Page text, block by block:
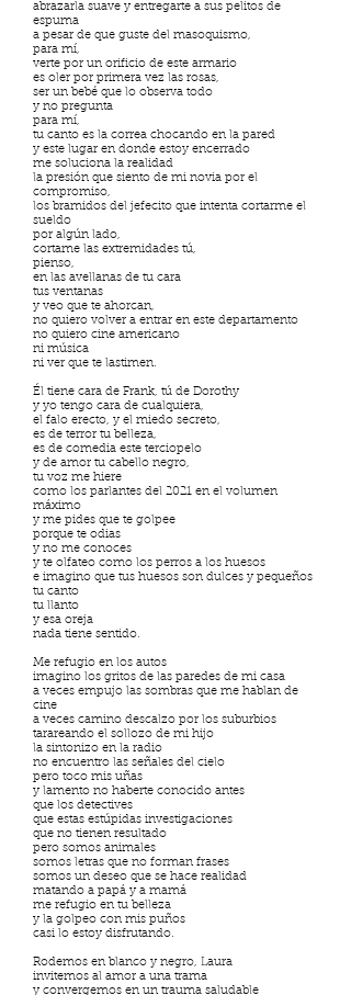
abrazarla suave y entregarte a sus pelitos de
espuma
a pesar de que guste del masoquismo,
para mí,
verte por un orificio de este armario
es oler por primera vez las rosas,
ser un bebé que lo observa todo
y no pregunta
para mí,
tu canto es la correa chocando en la pared
y este lugar en donde estoy encerrado
me soluciona la realidad
la presión que siento de mi novia por el
compromiso,
los bramidos del jefecito que intenta cortarme el
sueldo
por algún lado,
cortame las extremidades tú,
pienso,
en las avellanas de tu cara
tus ventanas
y veo que te ahorcan,
no quiero volver a entrar en este departamento
no quiero cine americano
ni música
ni ver que te lastimen.
Él tiene cara de Frank, tú de Dorothy
y yo tengo cara de cualquiera,
el falo erecto, y el miedo secreto,
es de terror tu belleza,
es de comedia este terciopelo
y de amor tu cabello negro,
tu voz me hiere
como los parlantes del 2021 en el volumen
máximo
y me pides que te golpee
porque te odias
y no me conoces
y te olfateo como los perros a los huesos
e imagino que tus huesos son dulces y pequeños
tu canto
tu llanto
y esa oreja
nada tiene sentido.
Me refugio en los autos
imagino los gritos de las paredes de mi casa
a veces empujo las sombras que me hablan de
cine
a veces camino descalzo por los suburbios
tarareando el sollozo de mi hijo
la sintonizo en la radio
no encuentro las señales del cielo
pero toco mis uñas
y lamento no haberte conocido antes
que los detectives
que estas estúpidas investigaciones
que no tienen resultado
pero somos animales
somos letras que no forman frases
somos un deseo que se hace realidad
matando a papá y a mamá
me refugio en tu belleza
y la golpeo con mis puños
casi lo estoy disfrutando.
Rodemos en blanco y negro, Laura
invitemos al amor a una trama
y convergemos en un trauma saludable